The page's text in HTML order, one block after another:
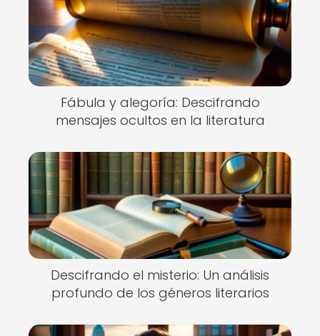
Fábula y alegoría: Descifrando
mensajes ocultos en la literatura
Descifrando el misterio: Un análisis
profundo de los géneros literarios